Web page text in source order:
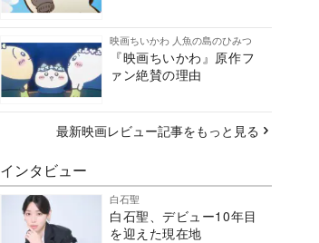
映画ちいかわ 人魚の島のひみつ
『映画ちいかわ』原作フ
ァン絶賛の理由
最新映画レビュー記事をもっと見る
インタビュー
白石聖
白石聖、デビュー10年目
を迎えた現在地